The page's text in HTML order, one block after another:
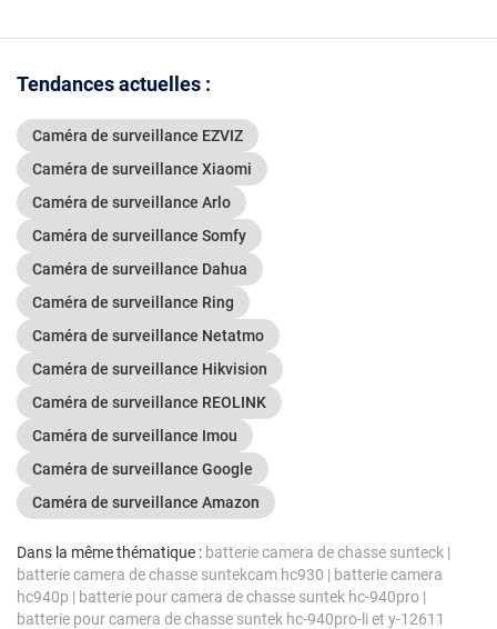
ARCCTV
Tendances actuelles :
Caméra de surveillance EZVIZ
Caméra de surveillance Xiaomi
Caméra de surveillance Arlo
Caméra de surveillance Somfy
Caméra de surveillance Dahua
Caméra de surveillance Ring
Caméra de surveillance Netatmo
Caméra de surveillance Hikvision
Caméra de surveillance REOLINK
Caméra de surveillance Imou
Caméra de surveillance Google
Caméra de surveillance Amazon
Dans la même thématique : batterie camera de chasse sunteck |
batterie camera de chasse suntekcam hc930 | batterie camera
hc940p | batterie pour camera de chasse suntek hc-940pro |
batterie pour camera de chasse suntek hc-940pro-li et y-12611